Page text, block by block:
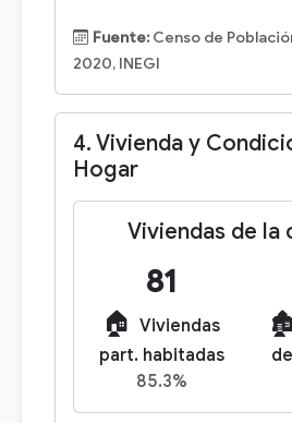
Fuente: Censo de
2020, INEGI
4. Vivienda y
Hogar
Viviendas de la
81
🏠 Viviendas
part. habitadas
85.3%
🏚️